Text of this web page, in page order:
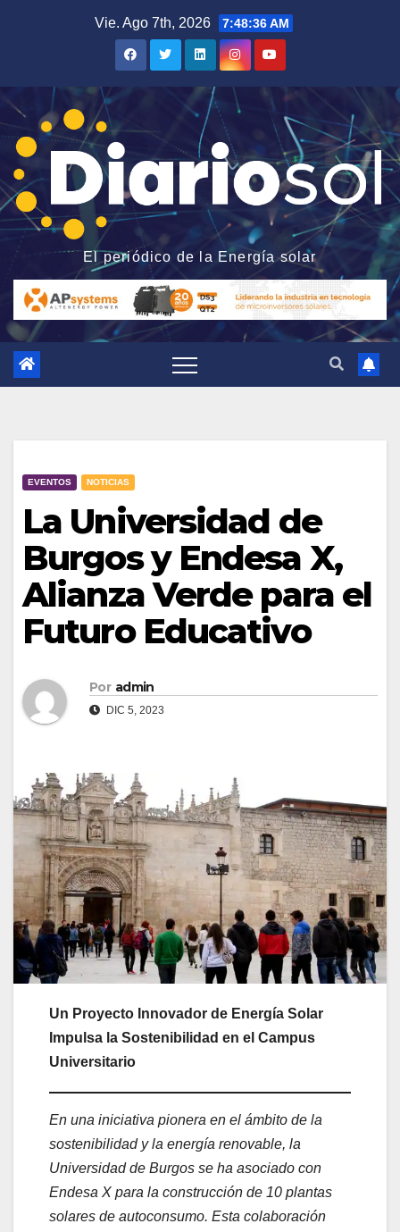
Vie. Ago 7th, 2026 7:48:37 AM
El periódico de la Energía solar
EVENTOS NOTICIAS
La Universidad de
Burgos y Endesa X,
Alianza Verde para el
Futuro Educativo
Por admin
DIC 5, 2023
Un Proyecto Innovador de Energía Solar
Impulsa la Sostenibilidad en el Campus
Universitario
En una iniciativa pionera en el ámbito de la
sostenibilidad y la energía renovable, la
Universidad de Burgos se ha asociado con
Endesa X para la construcción de 10 plantas
solares de autoconsumo. Esta colaboración